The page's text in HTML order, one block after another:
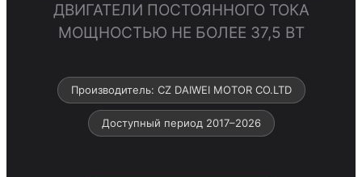
ДВИГАТЕЛИ ПОСТОЯННОГО ТОКА
МОЩНОСТЬЮ НЕ БОЛЕЕ 37,5 ВТ
Производитель: CZ DAIWEI MOTOR CO.LTD
Доступный период 2017–2026